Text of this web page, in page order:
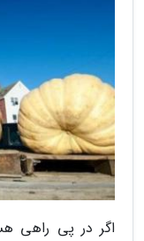
اگر در پی راهی